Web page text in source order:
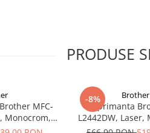
PRODUSE
MFC-
Monocrom,
32ppm, A4
-8% Brother
Imprimanta
L2442DW, Laser,
A4, 30 ppm,